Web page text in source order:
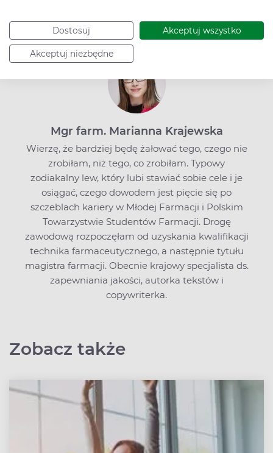
Dostosuj Akceptuj wszystko
Akceptuj niezbędne
Poznaj naszego eksperta
Mgr farm. Marianna Krajewska
Wierzę, że bardziej będę żałować tego, czego nie
zrobiłam, niż tego, co zrobiłam. Typowy
zodiakalny lew, który lubi stawiać sobie cele i je
osiągać, czego dowodem jest pięcie się po
szczeblach kariery w Młodej Farmacji i Polskim
Towarzystwie Studentów Farmacji. Drogę
zawodową rozpoczęłam od uzyskania kwalifikacji
technika farmaceutycznego, a następnie tytułu
magistra farmacji. Obecnie krajowy specjalista ds.
zapewniania jakości, autorka tekstów i
copywriterka.
Zobacz także